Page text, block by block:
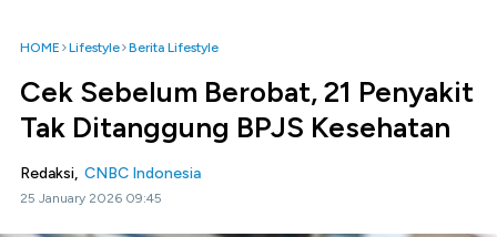
HOME Lifestyle Berita Lifestyle
Cek Sebelum Berobat, 21 Penyakit
Tak Ditanggung BPJS Kesehatan
Redaksi, CNBC Indonesia
25 January 2026 09:45